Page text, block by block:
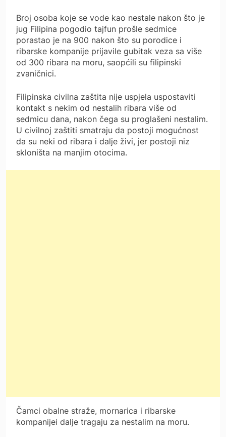
Broj osoba koje se vode kao nestale nakon što je
jug Filipina pogodio tajfun prošle sedmice
porastao je na 900 nakon što su porodice i
ribarske kompanije prijavile gubitak veza sa više
od 300 ribara na moru, saopćili su filipinski
zvaničnici.
Filipinska civilna zaštita nije uspjela uspostaviti
kontakt s nekim od nestalih ribara više od
sedmicu dana, nakon čega su proglašeni nestalim.
U civilnoj zaštiti smatraju da postoji mogućnost
da su neki od ribara i dalje živi, jer postoji niz
skloništa na manjim otocima.
Čamci obalne straže, mornarica i ribarske
kompanijei dalje tragaju za nestalim na moru.